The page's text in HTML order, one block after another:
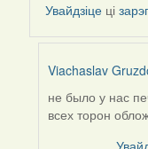
Gruzdov
Увайдзіце ці
Viachaslav
In
reply
не было у нас
всех торон